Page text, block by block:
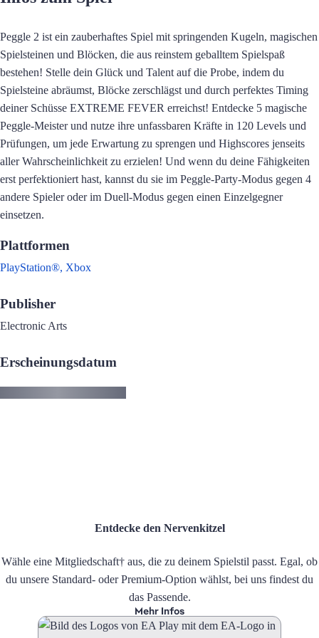
Peggle 2 ist ein zauberhaftes Spiel mit springenden Kugeln, magischen
Spielsteinen und Blöcken, die aus reinstem geballtem Spielspaß
bestehen! Stelle dein Glück und Talent auf die Probe, indem du
Spielsteine abräumst, Blöcke zerschlägst und durch perfektes Timing
deiner Schüsse EXTREME FEVER erreichst! Entdecke 5 magische
Peggle-Meister und nutze ihre unfassbaren Kräfte in 120 Levels und
Prüfungen, um jede Erwartung zu sprengen und Highscores jenseits
aller Wahrscheinlichkeit zu erzielen! Und wenn du deine Fähigkeiten
erst perfektioniert hast, kannst du sie im Peggle-Party-Modus gegen 4
andere Spieler oder im Duell-Modus gegen einen Einzelgegner
einsetzen.
Plattformen
PlayStation®, Xbox
Publisher
Electronic Arts
Erscheinungsdatum
Entdecke den Nervenkitzel
Wähle eine Mitgliedschaft† aus, die zu deinem Spielstil passt. Egal, ob
du unsere Standard- oder Premium-Option wählst, bei uns findest du
das Passende.
Mehr Infos